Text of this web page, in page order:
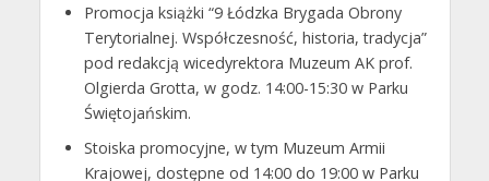
Promocja książki “9 Łódzka Brygada Obrony
Terytorialnej. Współczesność, historia, tradycja”
pod redakcją wicedyrektora Muzeum AK prof.
Olgierda Grotta, w godz. 14:00-15:30 w Parku
Świętojańskim.
Stoiska promocyjne, w tym Muzeum Armii
Krajowej, dostępne od 14:00 do 19:00 w Parku